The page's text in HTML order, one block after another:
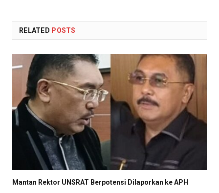
RELATED POSTS
Mantan Rektor UNSRAT Berpotensi Dilaporkan ke APH